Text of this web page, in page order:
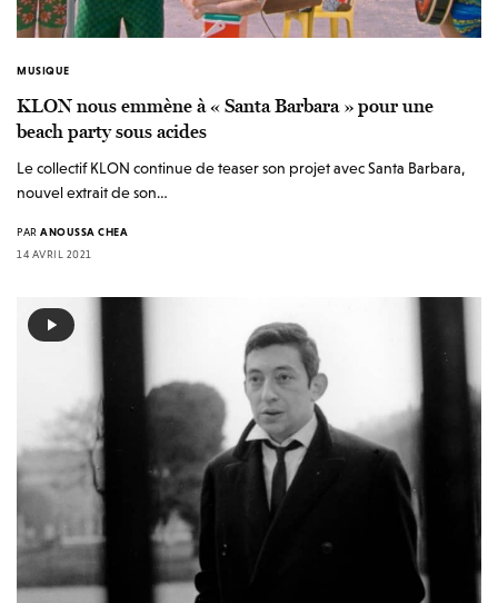
MUSIQUE
KLON nous emmène à « Santa Barbara » pour une
beach party sous acides
Le collectif KLON continue de teaser son projet avec Santa Barbara,
nouvel extrait de son…
PAR ANOUSSA CHEA
14 AVRIL 2021